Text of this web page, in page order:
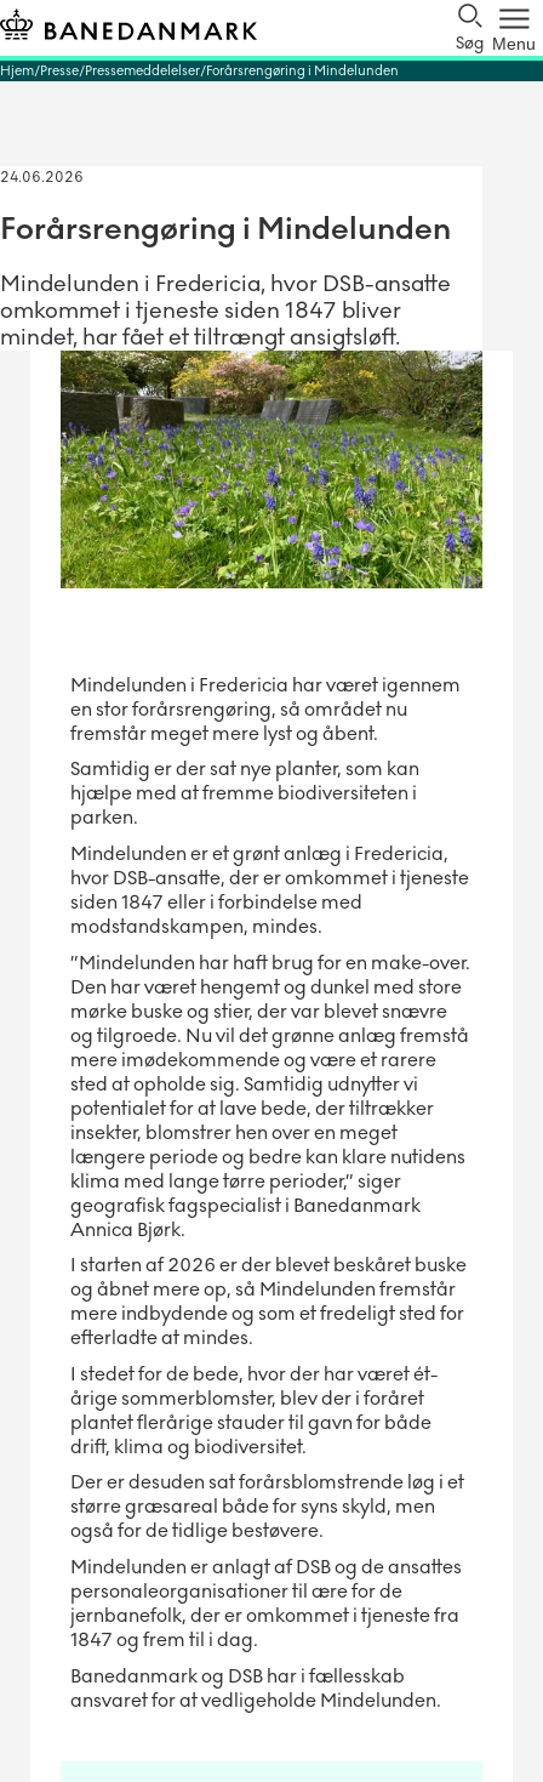
Søg Menu
Hjem Presse Pressemeddelelser Forårsrengøring i Mindelunden
24.06.2026
Forårsrengøring i Mindelunden
Mindelunden i Fredericia, hvor DSB-ansatte
omkommet i tjeneste siden 1847 bliver
mindet, har fået et tiltrængt ansigtsløft.
Mindelunden i Fredericia har været igennem
en stor forårsrengøring, så området nu
fremstår meget mere lyst og åbent.
Samtidig er der sat nye planter, som kan
hjælpe med at fremme biodiversiteten i
parken.
Mindelunden er et grønt anlæg i Fredericia,
hvor DSB-ansatte, der er omkommet i tjeneste
siden 1847 eller i forbindelse med
modstandskampen, mindes.
”Mindelunden har haft brug for en make-over.
Den har været hengemt og dunkel med store
mørke buske og stier, der var blevet snævre
og tilgroede. Nu vil det grønne anlæg fremstå
mere imødekommende og være et rarere
sted at opholde sig. Samtidig udnytter vi
potentialet for at lave bede, der tiltrækker
insekter, blomstrer hen over en meget
længere periode og bedre kan klare nutidens
klima med lange tørre perioder,” siger
geografisk fagspecialist i Banedanmark
Annica Bjørk.
I starten af 2026 er der blevet beskåret buske
og åbnet mere op, så Mindelunden fremstår
mere indbydende og som et fredeligt sted for
efterladte at mindes.
I stedet for de bede, hvor der har været ét-
årige sommerblomster, blev der i foråret
plantet flerårige stauder til gavn for både
drift, klima og biodiversitet.
Der er desuden sat forårsblomstrende løg i et
større græsareal både for syns skyld, men
også for de tidlige bestøvere.
Mindelunden er anlagt af DSB og de ansattes
personaleorganisationer til ære for de
jernbanefolk, der er omkommet i tjeneste fra
1847 og frem til i dag.
Banedanmark og DSB har i fællesskab
ansvaret for at vedligeholde Mindelunden.